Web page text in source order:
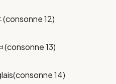
(consonne 12)
(consonne 13)
(consonne 14)